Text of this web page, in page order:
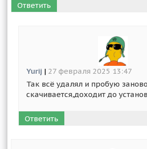
Ответить
Yurij | 27 февраля 2025 13:47
Так всё удалял и пробую
скачивается,доходит до
Ответить